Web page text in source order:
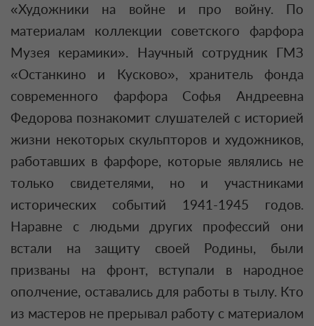
«Художники на войне и про войну. По
материалам коллекции советского фарфора
Музея керамики». Научный сотрудник ГМЗ
«Останкино и Кусково», хранитель фонда
современного фарфора Софья Андреевна
Федорова познакомит слушателей с историей
жизни некоторых скульпторов и художников,
работавших в фарфоре, которые являлись не
только свидетелями, но и участниками
исторических событий 1941-1945 годов.
Наравне с людьми других профессий они
встали на защиту своей Родины, были
призваны на фронт, вступали в народное
ополчение, оставались для работы в тылу. Кто
из мастеров не прерывал работу с материалом